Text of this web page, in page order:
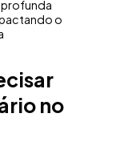
profunda
o
no